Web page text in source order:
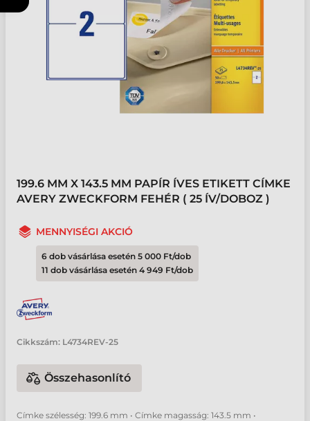
199.6 MM X 143.5 MM PAPÍR ÍVES ETIKETT CÍMKE
AVERY ZWECKFORM FEHÉR ( 25 ÍV/DOBOZ )
MENNYISÉGI AKCIÓ
6 dob vásárlása esetén 5 000 Ft/dob
11 dob vásárlása esetén 4 949 Ft/dob
Cikkszám: L4734REV-25
Összehasonlító
Címke szélesség: 199.6 mm • Címke magasság: 143.5 mm •